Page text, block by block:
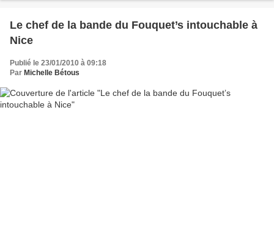
Le chef de la bande du Fouquet’s intouchable à
Nice
Publié le 23/01/2010 à 09:18
Par Michelle Bétous